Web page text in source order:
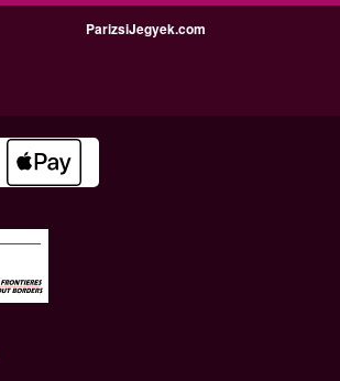
ParizsiJegyek.com